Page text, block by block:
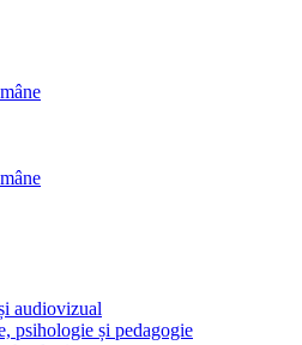
audiovizual
psihologie și pedagogie